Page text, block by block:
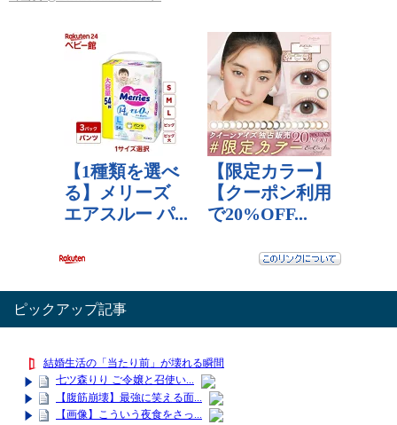
ピックアップ記事